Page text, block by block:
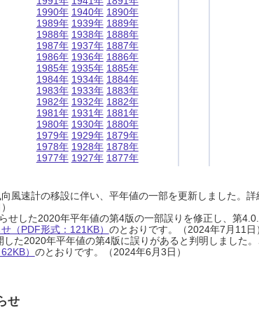
1990年
1989年
1988年
1987年
1986年
1985年
1984年
1983年
1982年
1981年
1980年
1979年
1978年
1977年
1940年
1939年
1938年
1937年
1936年
1935年
1934年
1933年
1932年
1931年
1930年
1929年
1928年
1927年
1890年
1889年
1888年
1887年
1886年
1885年
1884年
1883年
1882年
1881年
1880年
1879年
1878年
1877年
風速計の移設に伴い、平年値の一部を更新しました。詳
せした2020年平年値の第4版の一部誤りを修正し、第
（PDF形式：121KB） のとおりです。（2024年7月11日
た2020年平年値の第4版に誤りがあると判明しました
） のとおりです。（2024年6月3日）
せ